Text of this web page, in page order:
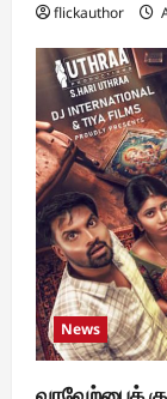
flickauthor
News